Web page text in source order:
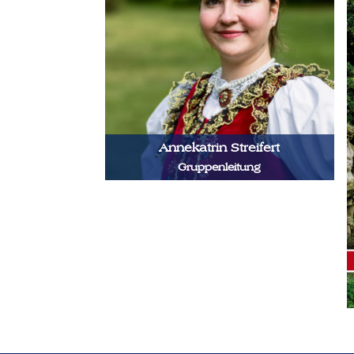
Annekatrin Streifert
Gruppenleitung